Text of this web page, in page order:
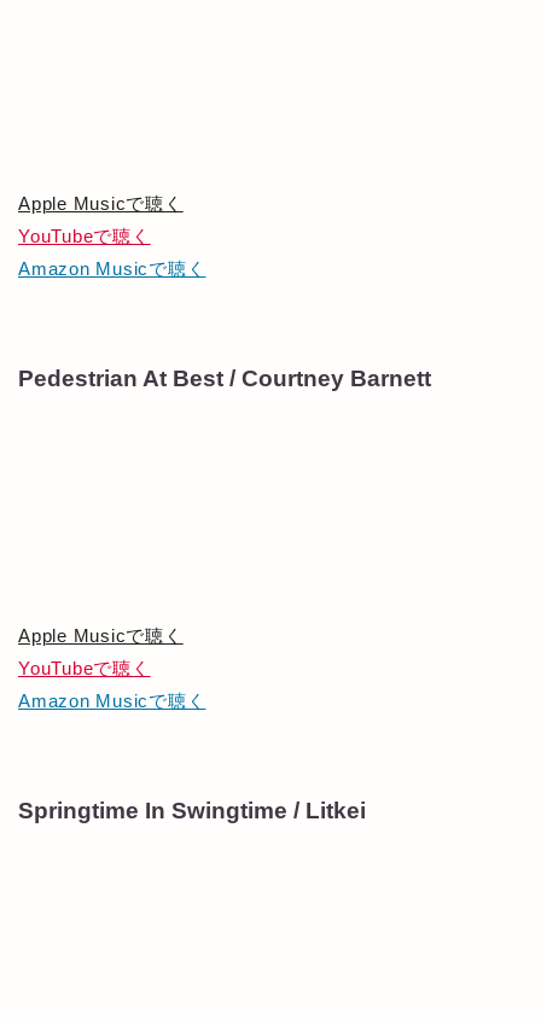
Apple Musicで聴く
YouTubeで聴く
Amazon Musicで聴く
Pedestrian At Best / Courtney Barnett
Apple Musicで聴く
YouTubeで聴く
Amazon Musicで聴く
Springtime In Swingtime / Litkei